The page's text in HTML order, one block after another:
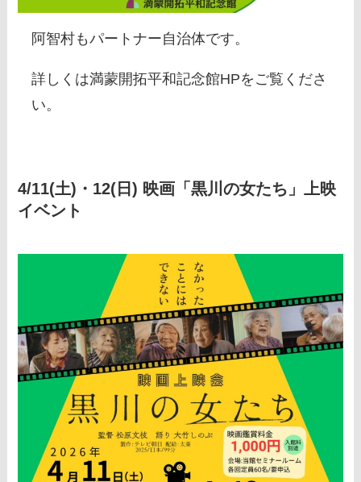
阿智村もパートナー自治体です。
詳しくは満蒙開拓平和記念館HPをご覧くださ
い。
4/11(土)・12(日) 映画「黒川の女たち」上映
イベント